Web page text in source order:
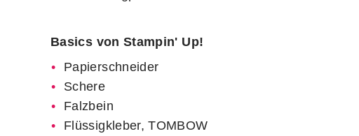
Basics von Stampin' Up!
Papierschneider
Schere
Falzbein
Flüssigkleber, TOMBOW